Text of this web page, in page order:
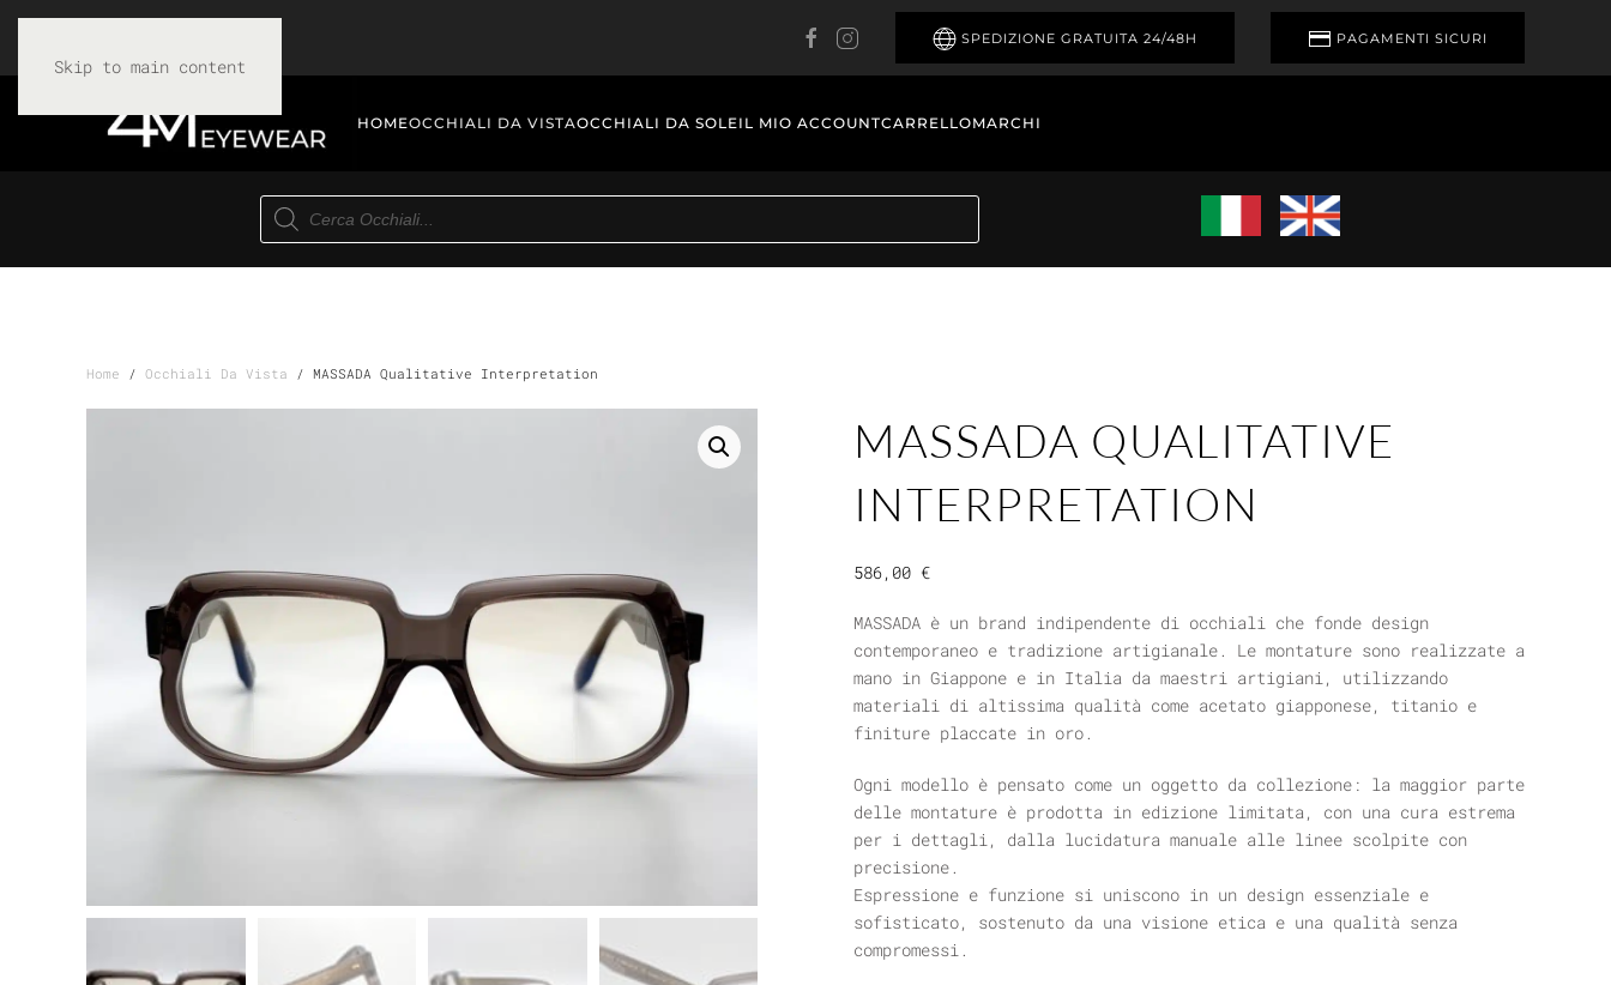
Skip to main content
SPEDIZIONE GRATUITA 24/48H PAGAMENTI SICURI
HOMEOCCHIALI DA VISTAOCCHIALI DA SOLEIL MIO ACCOUNTCARRELLOMARCHI
Products
search
Home / Occhiali Da Vista / MASSADA Qualitative Interpretation
MASSADA QUALITATIVE
INTERPRETATION
586,00 €
MASSADA è un brand indipendente di occhiali che fonde design
contemporaneo e tradizione artigianale. Le montature sono realizzate a
mano in Giappone e in Italia da maestri artigiani, utilizzando
materiali di altissima qualità come acetato giapponese, titanio e
finiture placcate in oro.
Ogni modello è pensato come un oggetto da collezione: la maggior parte
delle montature è prodotta in edizione limitata, con una cura estrema
per i dettagli, dalla lucidatura manuale alle linee scolpite con
precisione.
Espressione e funzione si uniscono in un design essenziale e
sofisticato, sostenuto da una visione etica e una qualità senza
compromessi.